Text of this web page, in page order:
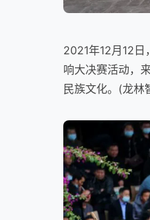
2021年12月12日
响大决赛活动，
民族文化。(龙林